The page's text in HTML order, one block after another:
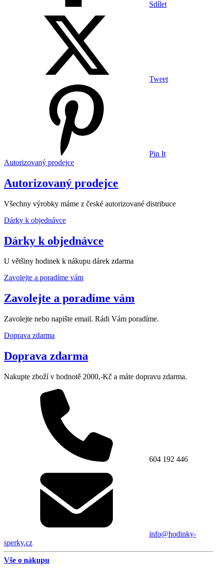
Sdílet
Tweet
Pin It
Autorizovaný prodejce
Autorizovaný prodejce
Všechny výrobky máme z české autorizované distribuce
Dárky k objednávce
Dárky k objednávce
U většiny hodinek k nákupu dárek zdarma
Zavolejte a poradíme vám
Zavolejte a poradíme vám
Zavolejte nebo napište email. Rádi Vám poradíme.
Doprava zdarma
Doprava zdarma
Nakupte zboží v hodnotě 2000,-Kč a máte dopravu zdarma.
604 192 446
info@hodinky-
sperky.cz
Vše o nákupu